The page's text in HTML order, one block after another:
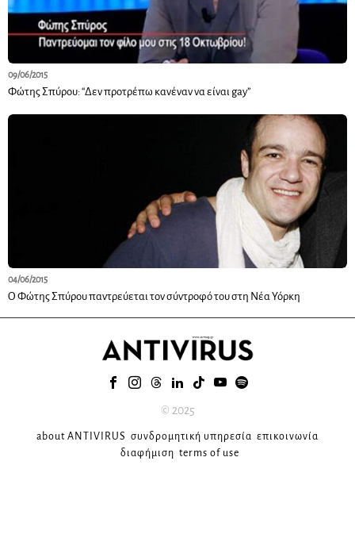
09/06/2015
Φώτης Σπύρου: “Δεν προτρέπω κανέναν να είναι gay”
04/06/2015
Ο Φώτης Σπύρου παντρεύεται τον σύντροφό του στη Νέα Υόρκη
© 2025
about ANTIVIRUS συνδρομητική υπηρεσία επικοινωνία
διαφήμιση terms of use